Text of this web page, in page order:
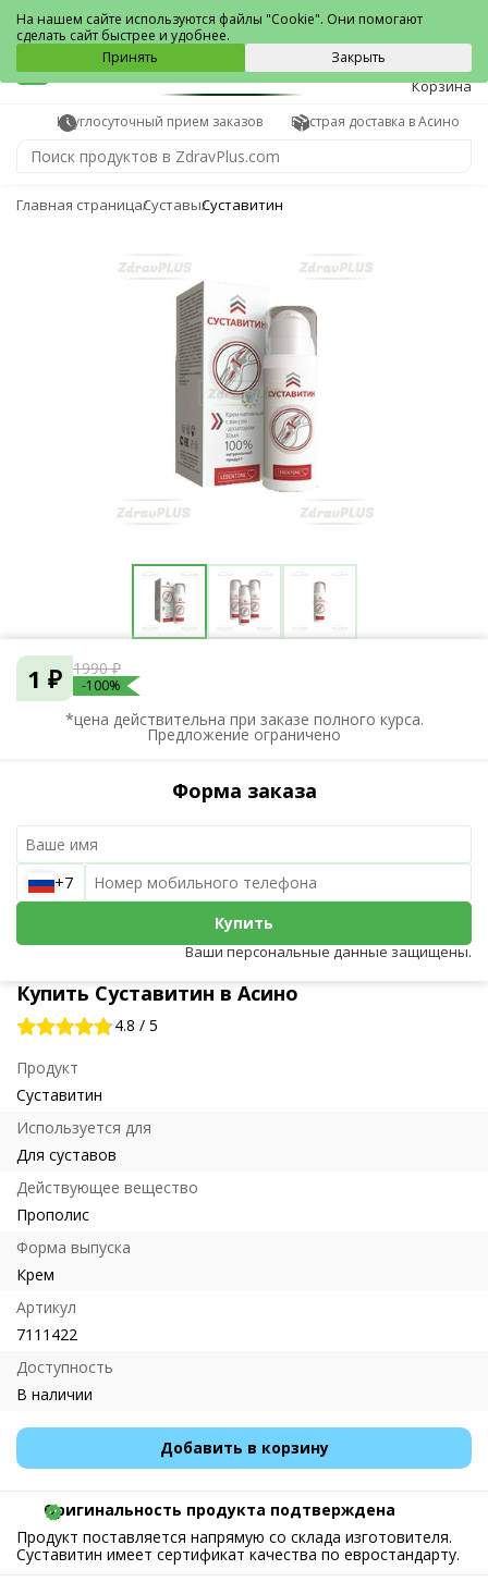
Асино
0
Корзина
Круглосуточный прием заказов Быстрая доставка в Асино
Главная страницаСуставыСуставитин
Купить Суставитин в Асино
4.8 / 5
Продукт
Суставитин
Используется для
Для суставов
Действующее вещество
Прополис
Форма выпуска
Крем
Артикул
7111422
Доступность
В наличии
Добавить в корзину
1 ₽ 1990 ₽
-100%
*цена действительна при заказе полного курса.
Предложение ограничено
Форма заказа
+7
Купить
Ваши персональные данные защищены.
Оригинальность продукта подтверждена
Продукт поставляется напрямую со склада изготовителя.
Суставитин имеет сертификат качества по евростандарту.
На нашем сайте используются файлы "Cookie". Они помогают
сделать сайт быстрее и удобнее.
Принять
Закрыть